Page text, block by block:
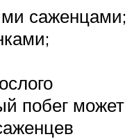
саженцами;
побег может